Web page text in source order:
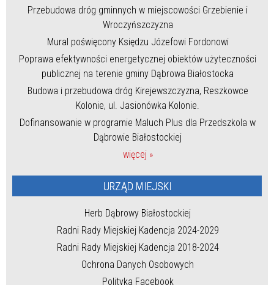
Przebudowa dróg gminnych w miejscowości Grzebienie i
Wroczyńszczyzna
Mural poświęcony Księdzu Józefowi Fordonowi
Poprawa efektywności energetycznej obiektów użyteczności
publicznej na terenie gminy Dąbrowa Białostocka
Budowa i przebudowa dróg Kirejewszczyzna, Reszkowce
Kolonie, ul. Jasionówka Kolonie.
Dofinansowanie w programie Maluch Plus dla Przedszkola w
Dąbrowie Białostockiej
więcej »
URZĄD MIEJSKI
Herb Dąbrowy Białostockiej
Radni Rady Miejskiej Kadencja 2024-2029
Radni Rady Miejskiej Kadencja 2018-2024
Ochrona Danych Osobowych
Polityka Facebook